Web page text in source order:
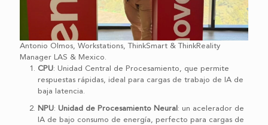
Antonio Olmos, Workstations, ThinkSmart & ThinkReality
Manager LAS & Mexico.
CPU: Unidad Central de Procesamiento, que permite
respuestas rápidas, ideal para cargas de trabajo de IA de
baja latencia.
NPU: Unidad de Procesamiento Neural : un acelerador de
IA de bajo consumo de energía, perfecto para cargas de